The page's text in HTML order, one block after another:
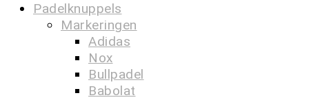
Padelknuppels
Markeringen
Adidas
Nox
Bullpadel
Babolat